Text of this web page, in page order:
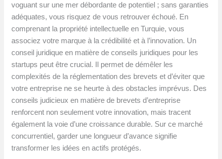
voguant sur une mer débordante de potentiel ; sans garanties
adéquates, vous risquez de vous retrouver échoué. En
comprenant la propriété intellectuelle en Turquie, vous
associez votre marque à la crédibilité et à l’innovation. Un
conseil juridique en matière de conseils juridiques pour les
startups peut être crucial. Il permet de démêler les
complexités de la réglementation des brevets et d’éviter que
votre entreprise ne se heurte à des obstacles imprévus. Des
conseils judicieux en matière de brevets d’entreprise
renforcent non seulement votre innovation, mais tracent
également la voie d’une croissance durable. Sur ce marché
concurrentiel, garder une longueur d’avance signifie
transformer les idées en actifs protégés.